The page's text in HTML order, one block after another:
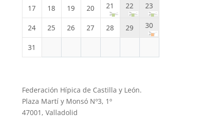
17 18 19 20 21 22 23
24 25 26 27 28 29 30
31
Federación Hípica de Castilla y León.
Plaza Martí y Monsó Nº3, 1º
47001, Valladolid